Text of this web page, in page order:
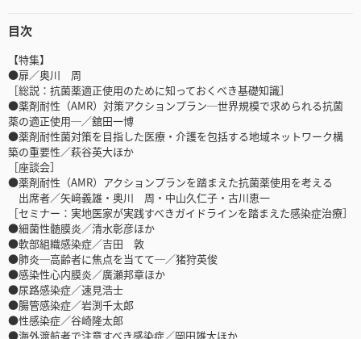
目次
【特集】
●扉／奥川 周
［総説：抗菌薬適正使用のために知っておくべき基礎知識］
●薬剤耐性（AMR）対策アクションプラン─世界規模で求められる抗菌
薬の適正使用─／舘田一博
●薬剤耐性菌対策を目指した医療・介護を包括する地域ネットワーク構
築の重要性／萩谷英大ほか
［座談会］
●薬剤耐性（AMR）アクションプランを踏まえた抗菌薬使用を考える
出席者／矢﨑義雄・奥川 周・中山久仁子・古川恵一
［セミナー：実地医家が実践すべきガイドラインを踏まえた感染症治療］
●細菌性髄膜炎／清水彰彦ほか
●軟部組織感染症／吉田 敦
●肺炎─高齢者に焦点を当てて─／猪狩英俊
●感染性心内膜炎／廣瀬邦章ほか
●尿路感染症／速見浩士
●腸管感染症／岩渕千太郎
●性感染症／谷崎隆太郎
●海外渡航者で注意すべき感染症／岡田雄大ほか